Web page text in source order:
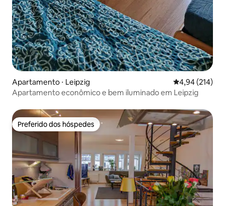
Apartamento ⋅ Leipzig 4,94 de uma
4,94 (214)
Apartamento econômico e bem iluminado em Leipzig
Preferido dos hóspedes
Preferido dos hóspedes